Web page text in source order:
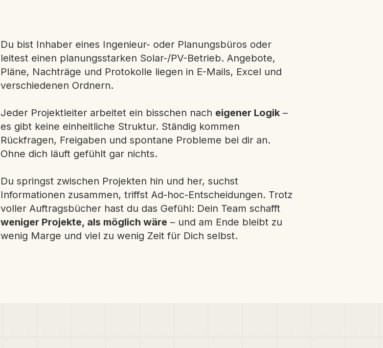
Du bist Inhaber eines Ingenieur- oder Planungsbüros oder
leitest einen planungsstarken Solar-/PV-Betrieb. Angebote,
Pläne, Nachträge und Protokolle liegen in E-Mails, Excel und
verschiedenen Ordnern.
Jeder Projektleiter arbeitet ein bisschen nach eigener Logik –
es gibt keine einheitliche Struktur. Ständig kommen
Rückfragen, Freigaben und spontane Probleme bei dir an.
Ohne dich läuft gefühlt gar nichts.
Du springst zwischen Projekten hin und her, suchst
Informationen zusammen, triffst Ad-hoc-Entscheidungen. Trotz
voller Auftragsbücher hast du das Gefühl: Dein Team schafft
weniger Projekte, als möglich wäre – und am Ende bleibt zu
wenig Marge und viel zu wenig Zeit für Dich selbst.